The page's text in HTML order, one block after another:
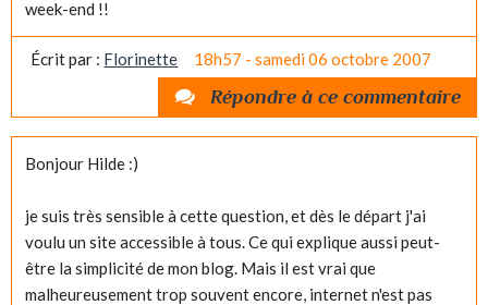
week-end !!
Écrit par : Florinette 18h57 - samedi 06 octobre 2007
Répondre à ce commentaire
Bonjour Hilde :)
je suis très sensible à cette question, et dès le départ j'ai
voulu un site accessible à tous. Ce qui explique aussi peut-
être la simplicité de mon blog. Mais il est vrai que
malheureusement trop souvent encore, internet n'est pas